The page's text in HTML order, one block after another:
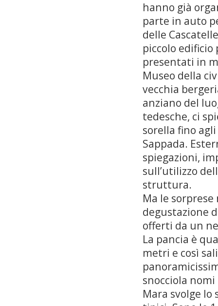
hanno già
parte in auto
delle
piccolo
presentati in
Museo della
vecchia
anziano del
tedesche, ci
sorella fino
Sappada.
spiegazioni,
sull’utilizzo
struttura.
Ma le
degustazione
offerti da un
La pancia è
metri e così
snocciola
Mara svolge